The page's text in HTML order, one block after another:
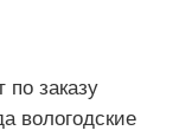
по заказу
вологодские